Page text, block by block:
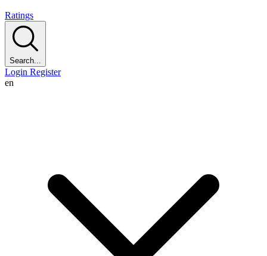
Ratings
Search...
Login Register
en